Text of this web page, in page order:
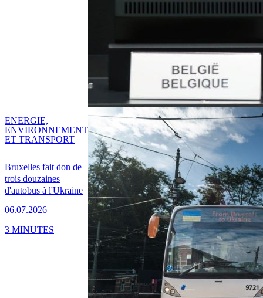
Bruxelles fait don de
trois douzaines
d'autobus à l'Ukraine
06.07.2026
ENERGIE,
ENVIRONNEMENT
ET TRANSPORT
3 MINUTES